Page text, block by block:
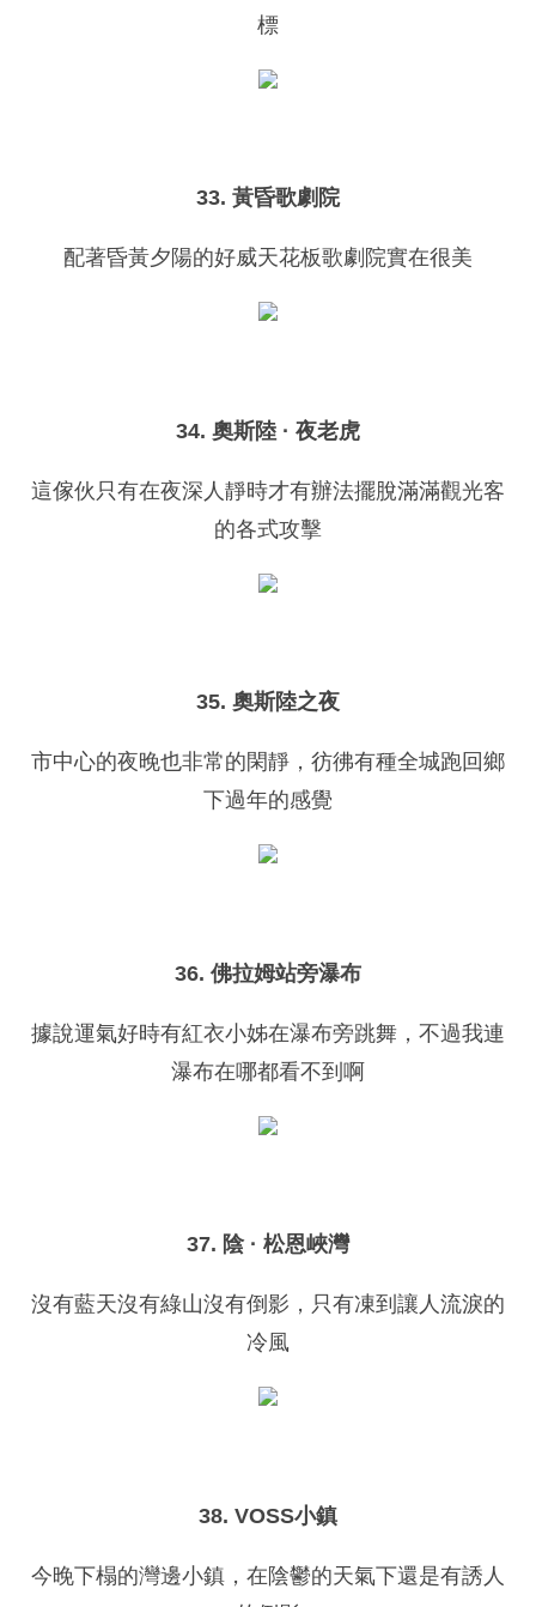
標
33. 黃昏歌劇院
配著昏黃夕陽的好威天花板歌劇院實在很美
34. 奧斯陸 · 夜老虎
這傢伙只有在夜深人靜時才有辦法擺脫滿滿觀光客
的各式攻擊
35. 奧斯陸之夜
市中心的夜晚也非常的閑靜，彷彿有種全城跑回鄉
下過年的感覺
36. 佛拉姆站旁瀑布
據說運氣好時有紅衣小姊在瀑布旁跳舞，不過我連
瀑布在哪都看不到啊
37. 陰 · 松恩峽灣
沒有藍天沒有綠山沒有倒影，只有凍到讓人流淚的
冷風
38. VOSS小鎮
今晚下榻的灣邊小鎮，在陰鬱的天氣下還是有誘人